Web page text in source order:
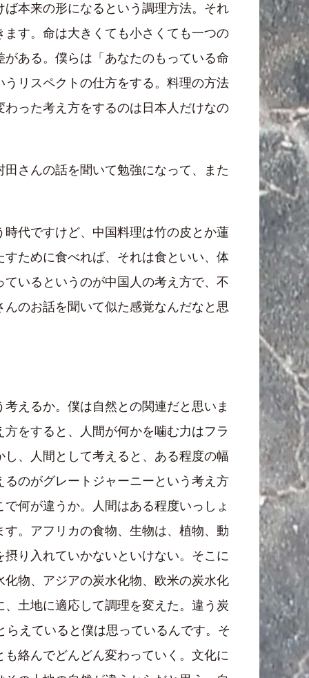
本来の形になるという調理方法。それ
す。命は大きくても小さくても一つの
ある。僕らは「あなたのもっている命
リスペクトの仕方をする。料理の方法
った考え方をするのは日本人だけなの
さんの話を聞いて勉強になって、また
代ですけど、中国料理は竹の皮とか蓮
ために食べれば、それは食といい、体
いるというのが中国人の考え方で、不
のお話を聞いて似た感覚なんだなと思
えるか。僕は自然との関連だと思いま
をすると、人間が何かを噛む力はフラ
、人間として考えると、ある程度の幅
のがグレートジャーニーという考え方
何が違うか。人間はある程度いっしょ
。アフリカの食物、生物は、植物、動
り入れていかないといけない。そこに
物、アジアの炭水化物、欧米の炭水化
土地に適応して調理を変えた。違う炭
えていると僕は思っているんです。そ
絡んでどんどん変わっていく。文化に